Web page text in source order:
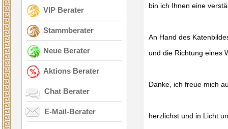
VIP Berater
Stammberater
Neue Berater
Aktions Berater
Chat Berater
E-Mail-Berater
bin ich Ihnen eine
An Hand des
und die Richtung eines
Danke, ich freue mich
herzlichst und in Licht